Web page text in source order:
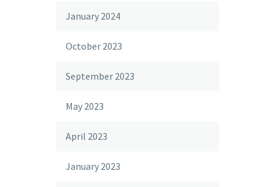
January 2024
October 2023
September 2023
May 2023
April 2023
January 2023